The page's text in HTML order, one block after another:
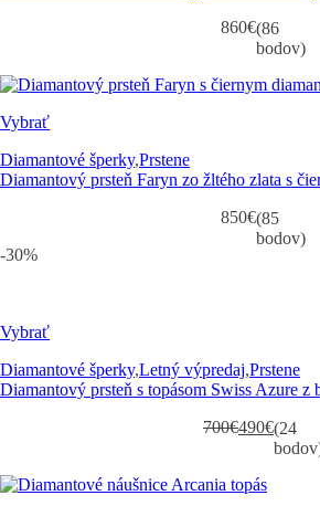
860€(86
bodov)
Vybrať
Diamantové šperky,Prstene
Diamantový prsteň Faryn zo žltého zlata s
850€(85
bodov)
-30%
Vybrať
Diamantové šperky,Letný výpredaj,Prstene
Diamantový prsteň s topásom Swiss Azure z
700€ Pôvodná
cena
bola:
700€.
490€
Aktuálna
cena
je:
490€.
(24